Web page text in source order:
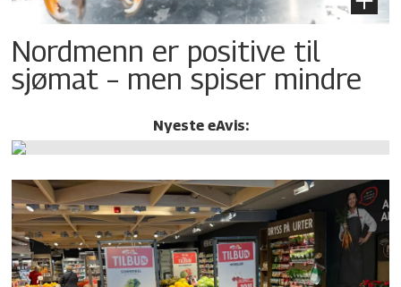
Nordmenn er positive til
sjømat – men spiser mindre
Nyeste eAvis: